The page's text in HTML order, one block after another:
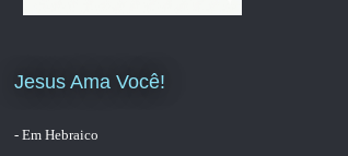
Jesus Ama Você!
- Em Hebraico